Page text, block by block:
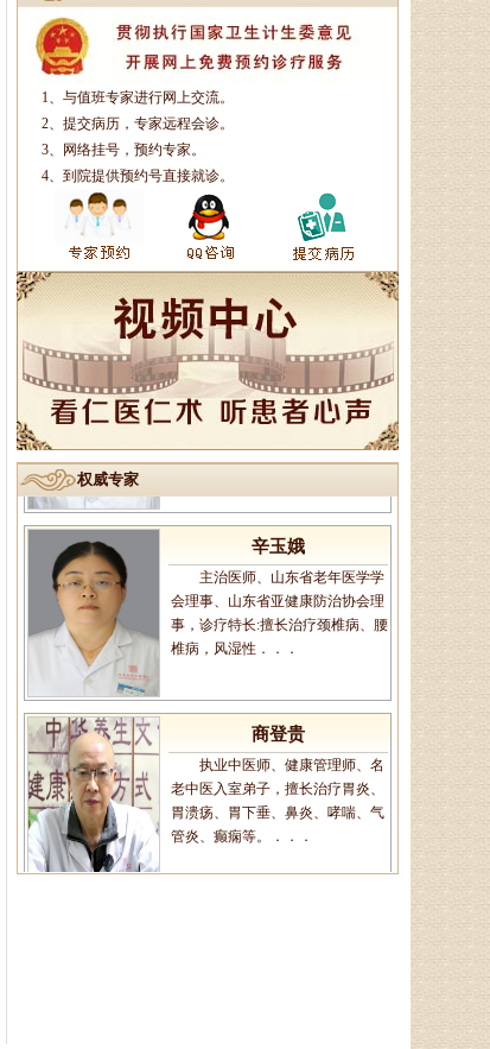
1、与值班专家进行网上交流。
2、提交病历，专家远程会诊。
3、网络挂号，预约专家。
4、到院提供预约号直接就诊。
权威专家
医学会风湿骨病专业委员会委员、
山东中医药学会．．．
副主任中医师、济南市名中医
专家，擅长治疗颈肩腰腿痛：疼痛
麻木型颈椎病、眩晕型颈椎病、四
肢沉重型颈椎病．．．
李莹莹
主治医生、御医传人、健康管
理师，主治病种：1、微循环调
理：包括疲倦乏力、无食欲、消化
辛玉娥
主治医师、山东省老年医学学
会理事、山东省亚健康防治协会理
事，诊疗特长:擅长治疗颈椎病、腰
椎病，风湿性．．．
商登贵
执业中医师、健康管理师、名
老中医入室弟子，擅长治疗胃炎、
胃溃疡、胃下垂、鼻炎、哮喘、气
管炎、癫痫等。．．．